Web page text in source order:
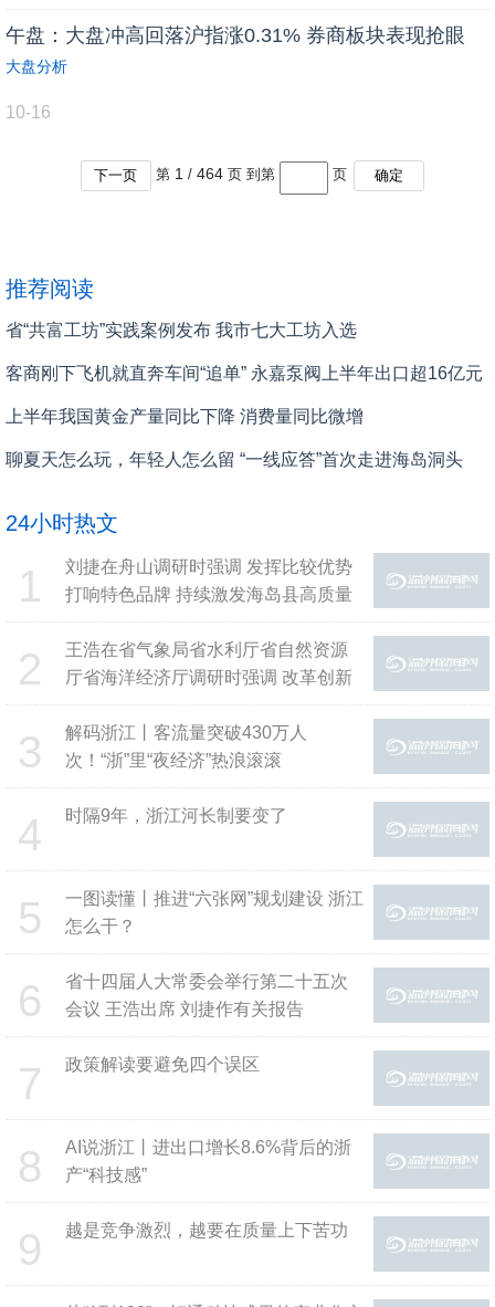
午盘：大盘冲高回落沪指涨0.31% 券商板块表现抢眼
大盘分析
10-16
下一页 第 1 / 464 页 到第 页 确定
推荐阅读
省“共富工坊”实践案例发布 我市七大工坊入选
客商刚下飞机就直奔车间“追单” 永嘉泵阀上半年出口超16亿元
上半年我国黄金产量同比下降 消费量同比微增
聊夏天怎么玩，年轻人怎么留 “一线应答”首次走进海岛洞头
24小时热文
1
刘捷在舟山调研时强调 发挥比较优势
打响特色品牌 持续激发海岛县高质量
发展内生动力
2
王浩在省气象局省水利厅省自然资源
厅省海洋经济厅调研时强调 改革创新
落实落细 确保交出高质量发展和高水
平安全良性互动的高分答卷
3
解码浙江丨客流量突破430万人
次！“浙”里“夜经济”热浪滚滚
4 时隔9年，浙江河长制要变了
5
一图读懂丨推进“六张网”规划建设 浙江
怎么干？
6
省十四届人大常委会举行第二十五次
会议 王浩出席 刘捷作有关报告
7 政策解读要避免四个误区
8
AI说浙江丨进出口增长8.6%背后的浙
产“科技感”
9 越是竞争激烈，越要在质量上下苦功